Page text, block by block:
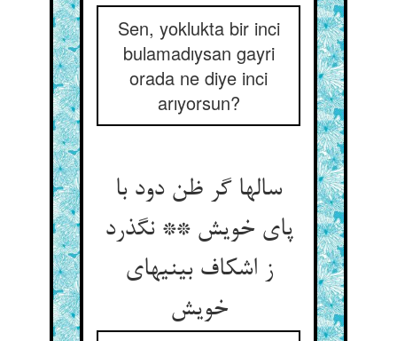
Sen, yoklukta bir inci
bulamadıysan gayri
orada ne diye inci
arıyorsun?
سالها گر ظن دود با
پای خویش ** نگذرد
ز اشکاف بینیهای
خویش‌‌